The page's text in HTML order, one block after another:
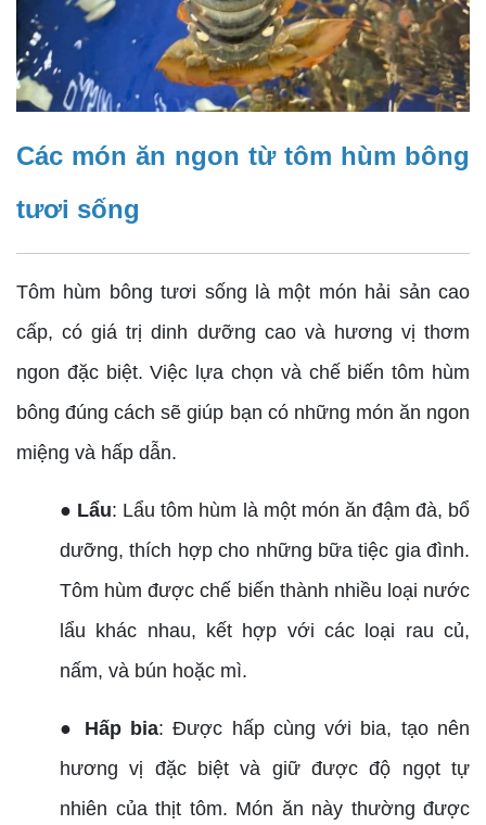
Các món ăn ngon từ tôm hùm bông
tươi sống
Tôm hùm bông tươi sống là một món hải sản cao
cấp, có giá trị dinh dưỡng cao và hương vị thơm
ngon đặc biệt. Việc lựa chọn và chế biến tôm hùm
bông đúng cách sẽ giúp bạn có những món ăn ngon
miệng và hấp dẫn.
● Lẩu: Lẩu tôm hùm là một món ăn đậm đà, bổ
dưỡng, thích hợp cho những bữa tiệc gia đình.
Tôm hùm được chế biến thành nhiều loại nước
lẩu khác nhau, kết hợp với các loại rau củ,
nấm, và bún hoặc mì.
● Hấp bia: Được hấp cùng với bia, tạo nên
hương vị đặc biệt và giữ được độ ngọt tự
nhiên của thịt tôm. Món ăn này thường được